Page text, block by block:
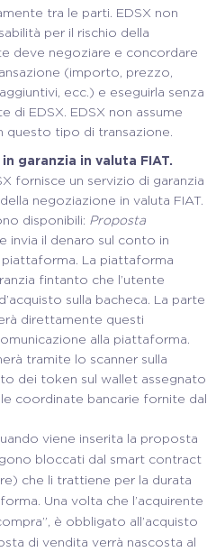
tra le parti. EDSX non
per il rischio della
deve negoziare e concordare
(importo, prezzo,
ecc.) e eseguirla senza
di EDSX. EDSX non assume
questo tipo di transazione.
garanzia in valuta FIAT.
fornisce un servizio di garanzia
negoziazione in valuta FIAT.
disponibili: Proposta
invia il denaro sul conto in
piattaforma. La piattaforma
fintanto che l’utente
sulla bacheca. La parte
direttamente questi
alla piattaforma.
tramite lo scanner sulla
dei token sul wallet assegnato
coordinate bancarie fornite dal
viene inserita la proposta
bloccati dal smart contract
che li trattiene per la durata
Una volta che l’acquirente
è obbligato all’acquisto
di vendita verrà nascosta al